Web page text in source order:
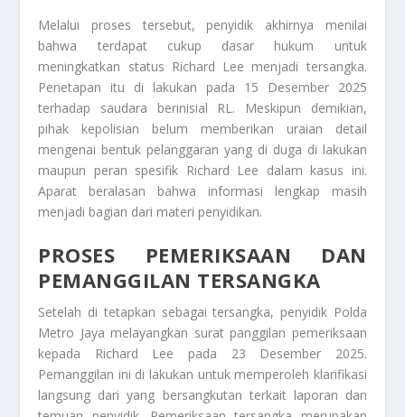
Melalui proses tersebut, penyidik akhirnya menilai
bahwa terdapat cukup dasar hukum untuk
meningkatkan status Richard Lee menjadi tersangka.
Penetapan itu di lakukan pada 15 Desember 2025
terhadap saudara berinisial RL. Meskipun demikian,
pihak kepolisian belum memberikan uraian detail
mengenai bentuk pelanggaran yang di duga di lakukan
maupun peran spesifik Richard Lee dalam kasus ini.
Aparat beralasan bahwa informasi lengkap masih
menjadi bagian dari materi penyidikan.
PROSES PEMERIKSAAN DAN
PEMANGGILAN TERSANGKA
Setelah di tetapkan sebagai tersangka, penyidik Polda
Metro Jaya melayangkan surat panggilan pemeriksaan
kepada Richard Lee pada 23 Desember 2025.
Pemanggilan ini di lakukan untuk memperoleh klarifikasi
langsung dari yang bersangkutan terkait laporan dan